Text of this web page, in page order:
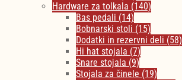
Hardware za tolkala (140)
Bas pedali (14)
Bobnarski stoli (15)
Dodatki in rezervni deli (58)
Hi hat stojala (7)
Snare stojala (9)
Stojala za činele (19)